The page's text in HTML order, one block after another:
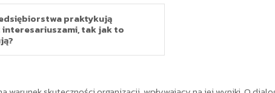
praktykują
interesariuszami, tak jak to